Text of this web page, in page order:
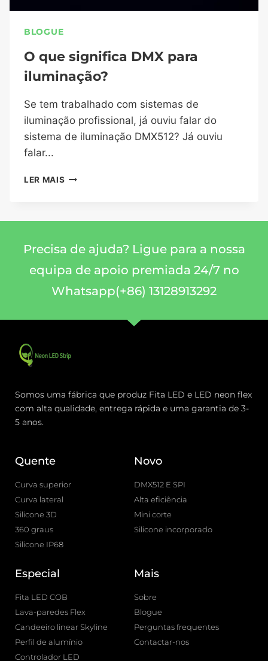
BLOGUE
O que significa DMX para
iluminação?
Se tem trabalhado com sistemas de
iluminação profissional, já ouviu falar do
sistema de iluminação DMX512? Já ouviu
falar...
LER MAIS
Precisa de ajuda? Ligue para a nossa
equipa de apoio premiada 24/7 no
Whatsapp(+86) 13128913292
Somos uma fábrica que produz Fita LED e LED neon flex
com alta qualidade, entrega rápida e uma garantia de 3-
5 anos.
Quente
Curva superior
Curva lateral
Silicone 3D
360 graus
Silicone IP68
Novo
DMX512 E SPI
Alta eficiência
Mini corte
Silicone incorporado
Especial
Fita LED COB
Lava-paredes Flex
Candeeiro linear Skyline
Perfil de alumínio
Controlador LED
Mais
Sobre
Blogue
Perguntas frequentes
Contactar-nos